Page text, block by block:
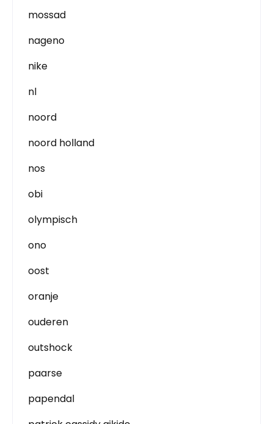
mossad
nageno
nike
nl
noord
noord holland
nos
obi
olympisch
ono
oost
oranje
ouderen
outshock
paarse
papendal